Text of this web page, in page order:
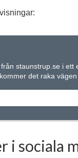
staunstrup.se i ett
det raka vägen
i sociala